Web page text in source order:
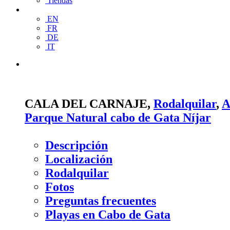
EN
FR
DE
IT
CALA DEL CARNAJE, Rodalquilar,
Parque Natural cabo de Gata Níjar
Descripción
Localización
Rodalquilar
Fotos
Preguntas frecuentes
Playas en Cabo de Gata